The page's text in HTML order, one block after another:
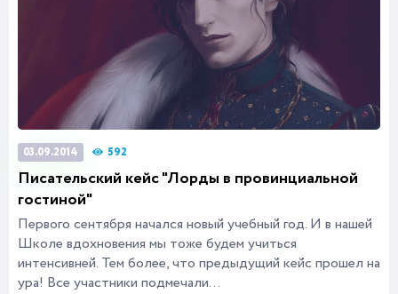
03.09.2014 592
Писательский кейс "Лорды в провинциальной
гостиной"
Первого сентября начался новый учебный год. И в нашей
Школе вдохновения мы тоже будем учиться
интенсивней. Тем более, что предыдущий кейс прошел на
ура! Все участники подмечали...